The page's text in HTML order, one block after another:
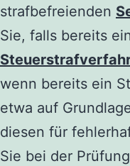
strafbefreienden
Sie, falls bereits
wenn bereits ein
etwa auf
diesen für
Sie bei der